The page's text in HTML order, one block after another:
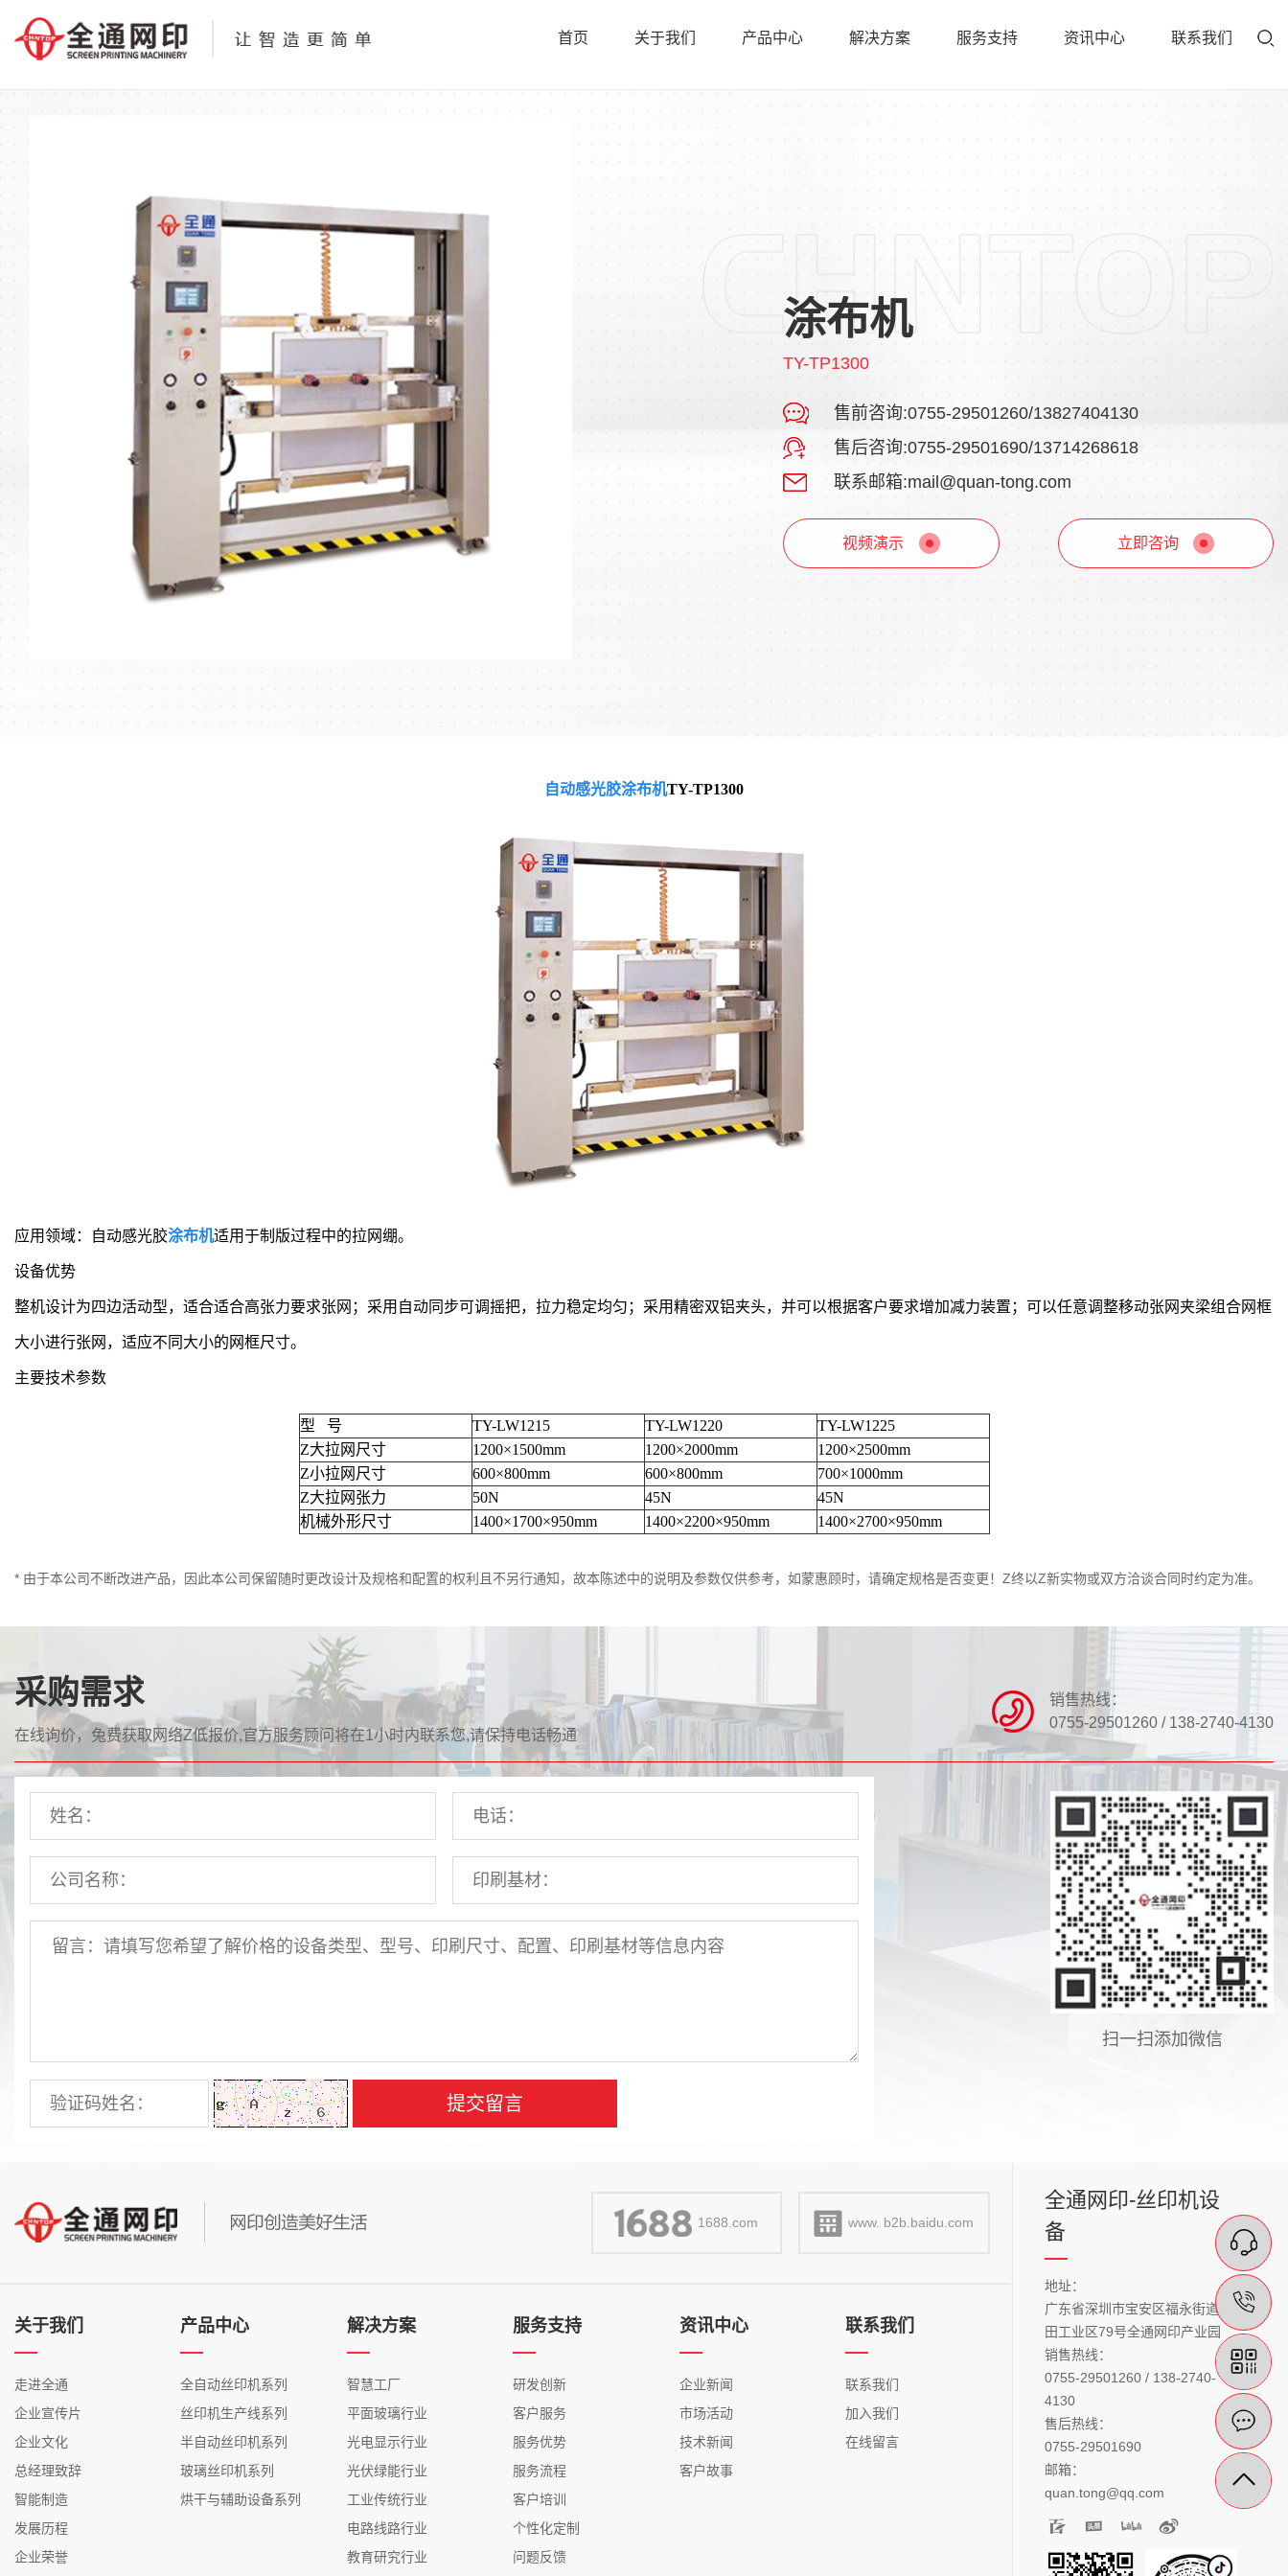
首页 关于我们 产品中心 解决方案 服务支持 资讯中心 联系我们
涂布机
TY-TP1300
售前咨询:0755-29501260/13827404130
售后咨询:0755-29501690/13714268618
联系邮箱:mail@quan-tong.com
视频演示 立即咨询
自动感光胶涂布机TY-TP1300
应用领域：自动感光胶涂布机适用于制版过程中的拉网绷。
设备优势
整机设计为四边活动型，适合适合高张力要求张网；采用自动同步可调摇把，拉力稳定均匀；采用精密双铝夹头，并可以根据客户要求增加减力装置；可以任意调整移动张网夹梁组合网框
大小进行张网，适应不同大小的网框尺寸。
主要技术参数
型 号 TY-LW1215 TY-LW1220
TY-LW1225
Z大拉网尺寸
1200×1500mm 1200×2000mm
1200×2500mm
Z小拉网尺寸
600×800mm 600×800mm
700×1000mm
Z大拉网张力
50N 45N
45N
机械外形尺寸
1400×1700×950mm 1400×2200×950mm 1400×2700×950mm
* 由于本公司不断改进产品，因此本公司保留随时更改设计及规格和配置的权利且不另行通知，故本陈述中的说明及参数仅供参考，如蒙惠顾时，请确定规格是否变更！Z终以Z新实物或双方洽谈合同时约定为准。
采购需求
在线询价，兔费获取网络Z低报价,官方服务顾问将在1小时内联系您,请保持电话畅通
销售热线：
0755-29501260 / 138-2740-4130
扫一扫添加微信
1688.com www. b2b.baidu.com
关于我们
走进全通
企业宣传片
企业文化
总经理致辞
智能制造
发展历程
企业荣誉
产品中心
全自动丝印机系列
丝印机生产线系列
半自动丝印机系列
玻璃丝印机系列
烘干与辅助设备系列
解决方案
智慧工厂
平面玻璃行业
光电显示行业
光伏绿能行业
工业传统行业
电路线路行业
教育研究行业
服务支持
研发创新
客户服务
服务优势
服务流程
客户培训
个性化定制
问题反馈
资讯中心
企业新闻
市场活动
技术新闻
客户故事
联系我们
联系我们
加入我们
在线留言
全通网印-丝印机设
备
地址：
广东省深圳市宝安区福永街道稔
田工业区79号全通网印产业园
销售热线：
0755-29501260 / 138-2740-
4130
售后热线：
0755-29501690
邮箱：
quan.tong@qq.com
在
购
在